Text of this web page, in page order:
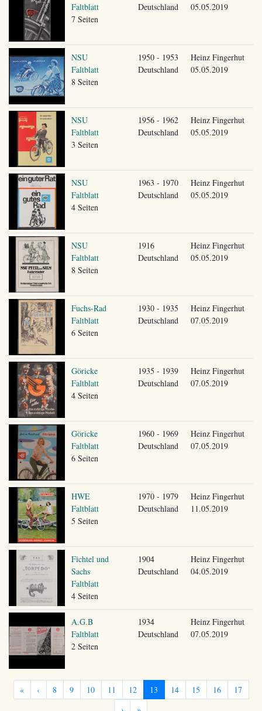
Faltblatt
7 Seiten
Deutschland
05.05.2019
NSU
Faltblatt
8 Seiten
1950 - 1953
Deutschland
Heinz Fingerhut
05.05.2019
NSU
Faltblatt
3 Seiten
1956 - 1962
Deutschland
Heinz Fingerhut
05.05.2019
NSU
Faltblatt
4 Seiten
1963 - 1970
Deutschland
Heinz Fingerhut
05.05.2019
NSU
Faltblatt
8 Seiten
1916
Deutschland
Heinz Fingerhut
05.05.2019
Fuchs-Rad
Faltblatt
6 Seiten
1930 - 1935
Deutschland
Heinz Fingerhut
07.05.2019
Göricke
Faltblatt
4 Seiten
1935 - 1939
Deutschland
Heinz Fingerhut
07.05.2019
Göricke
Faltblatt
6 Seiten
1960 - 1969
Deutschland
Heinz Fingerhut
07.05.2019
HWE
Faltblatt
5 Seiten
1970 - 1979
Deutschland
Heinz Fingerhut
11.05.2019
Fichtel und
Sachs
Faltblatt
4 Seiten
1904
Deutschland
Heinz Fingerhut
04.05.2019
A.G.B
Faltblatt
2 Seiten
1934
Deutschland
Heinz Fingerhut
07.05.2019
« ‹ 8 9 10 11 12 13 14 15 16
17
›
»